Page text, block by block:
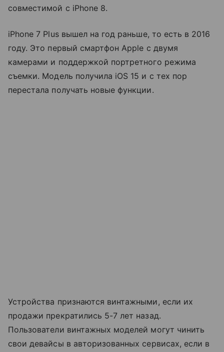
совместимой с iPhone 8.
iPhone 7 Plus вышел на год раньше, то есть в 2016
году. Это первый смартфон Apple с двумя
камерами и поддержкой портретного режима
съемки. Модель получила iOS 15 и с тех пор
перестала получать новые функции.
Устройства признаются винтажными, если их
продажи прекратились 5-7 лет назад.
Пользователи винтажных моделей могут чинить
свои девайсы в авторизованных сервисах, если в